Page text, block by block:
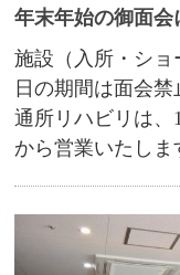
年末年始の御面会
施設（入所・ショ
日の期間は面会禁
通所リハビリは、
から営業いたしま